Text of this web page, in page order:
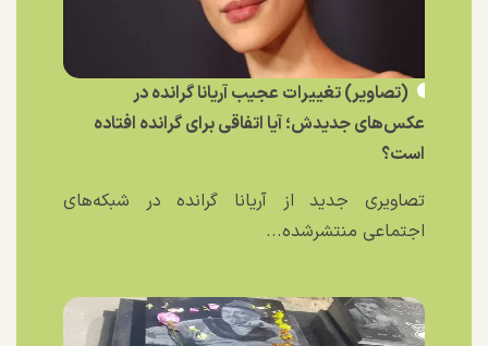
(تصاویر) تغییرات عجیب آریانا گرانده در
عکس‌های جدیدش؛ آیا اتفاقی برای گرانده افتاده
است؟
تصاویری جدید از آریانا گرانده در شبکه‌های
اجتماعی منتشرشده...